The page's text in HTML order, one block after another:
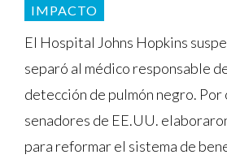
IMPACTO
El Hospital Johns Hopkins
separó al médico responsable
detección de pulmón negro.
senadores de EE.UU.
para reformar el sistema de